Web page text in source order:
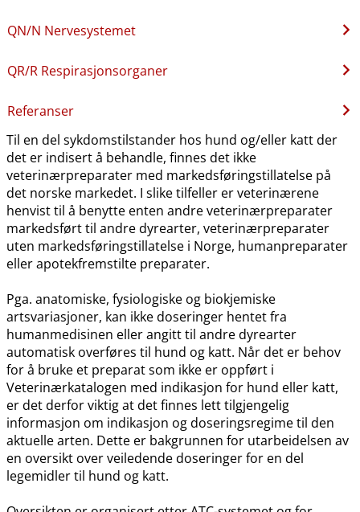
QN​/​N Nervesystemet
QR​/​R Respirasjonsorganer
Referanser
Til en del sykdomstilstander hos hund og​/​eller katt der
det er indisert å behandle, finnes det ikke
veterinærpreparater med markedsføringstillatelse på
det norske markedet. I slike tilfeller er veterinærene
henvist til å benytte enten andre veterinærpreparater
markedsført til andre dyrearter, veterinærpreparater
uten markedsføringstillatelse i Norge, humanpreparater
eller apotekfremstilte preparater.
Pga. anatomiske, fysiologiske og biokjemiske
artsvariasjoner, kan ikke doseringer hentet fra
humanmedisinen eller angitt til andre dyrearter
automatisk overføres til hund og katt. Når det er behov
for å bruke et preparat som ikke er oppført i
Veterinærkatalogen med indikasjon for hund eller katt,
er det derfor viktig at det finnes lett tilgjengelig
informasjon om indikasjon og doseringsregime til den
aktuelle arten. Dette er bakgrunnen for utarbeidelsen av
en oversikt over veiledende doseringer for en del
legemidler til hund og katt.